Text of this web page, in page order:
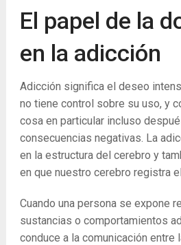
El papel de la
en la adicción
Adicción significa el deseo
no tiene control sobre su uso, y
cosa en particular incluso
consecuencias negativas. La
en la estructura del cerebro y
en que nuestro cerebro registra
Cuando una persona se expone
sustancias o comportamientos
conduce a la comunicación entre